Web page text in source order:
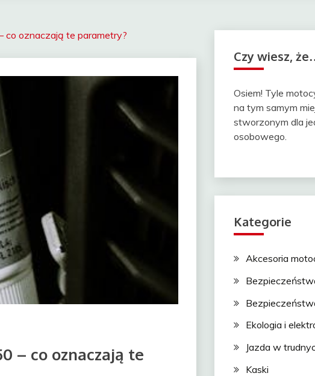
oznaczają te parametry?
– co oznaczają te
Czy wiesz,
Osiem! Tyle
na tym samym
stworzonym dla
osobowego.
Kategorie
Akcesoria
Ekologia i
Jazda w
Kaski